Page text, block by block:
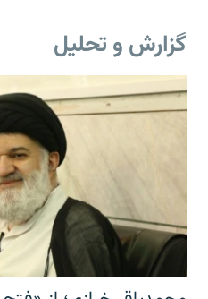
گزارش و تحلیل